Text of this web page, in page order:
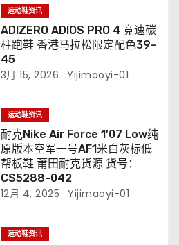
运动鞋资讯
ADIZERO ADIOS PRO 4 竞速碳
柱跑鞋 香港马拉松限定配色39-
45
3月 15, 2026 Yijimaoyi-01
运动鞋资讯
耐克Nike Air Force 1’07 Low纯
原版本空军一号AF1米白灰标低
帮板鞋 莆田耐克货源 货号：
CS5288-042
12月 4, 2025 Yijimaoyi-01
运动鞋资讯